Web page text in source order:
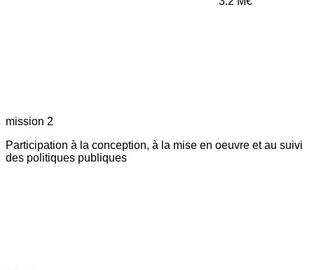
mission 2
Participation à la conception, à la mise en oeuvre et au suivi
des politiques publiques